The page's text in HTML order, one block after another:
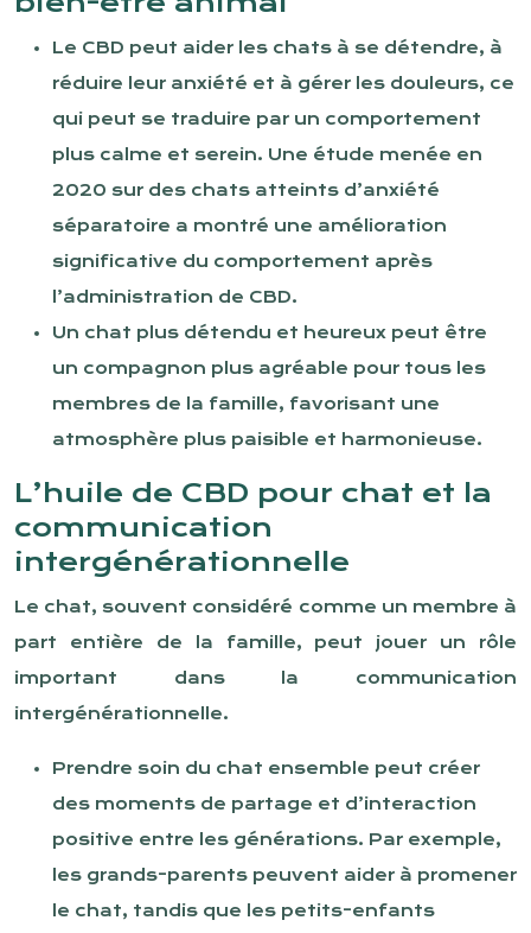
Le CBD peut aider les chats à se détendre, à
réduire leur anxiété et à gérer les douleurs, ce
qui peut se traduire par un comportement
plus calme et serein. Une étude menée en
2020 sur des chats atteints d’anxiété
séparatoire a montré une amélioration
significative du comportement après
l’administration de CBD.
Un chat plus détendu et heureux peut être
un compagnon plus agréable pour tous les
membres de la famille, favorisant une
atmosphère plus paisible et harmonieuse.
L’huile de CBD pour chat et la
communication
intergénérationnelle
Le chat, souvent considéré comme un membre à
part entière de la famille, peut jouer un rôle
important dans la communication
intergénérationnelle.
Prendre soin du chat ensemble peut créer
des moments de partage et d’interaction
positive entre les générations. Par exemple,
les grands-parents peuvent aider à promener
le chat, tandis que les petits-enfants